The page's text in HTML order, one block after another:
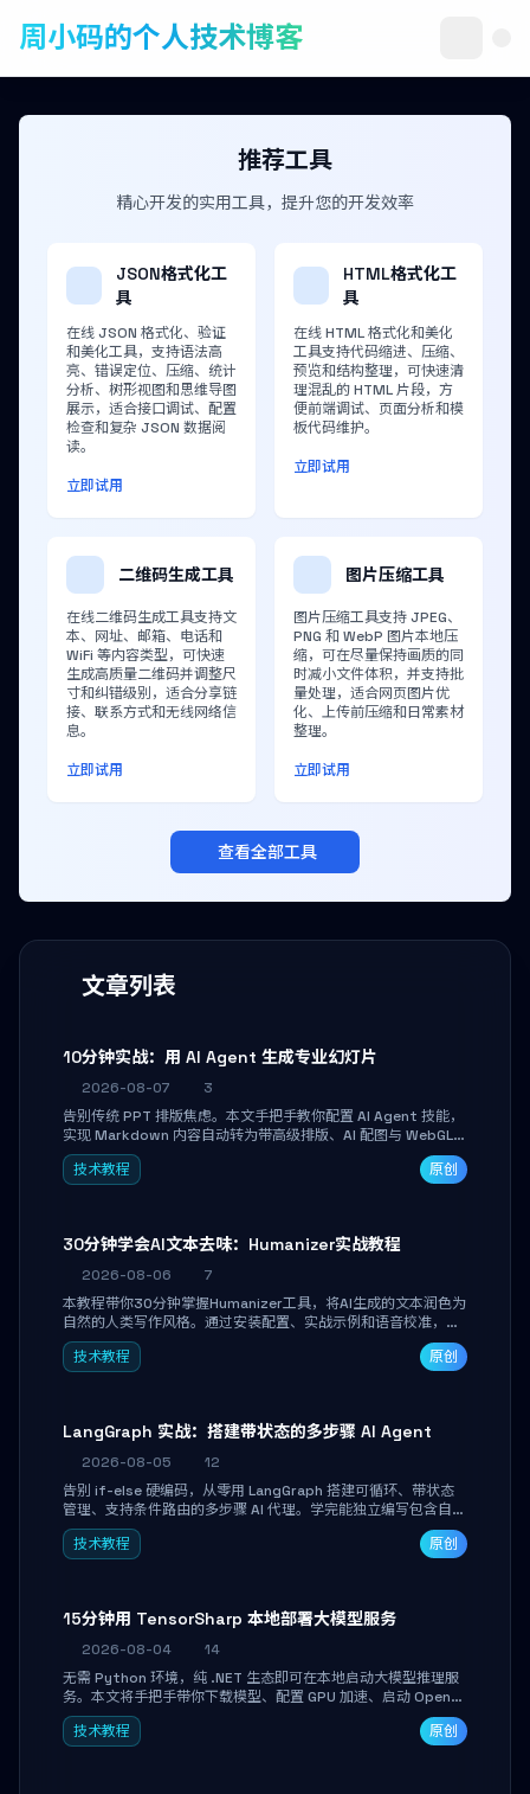
周小码的个人技术博客
文章列表
10分钟实战：用 AI Agent 生成专业幻灯片
2026-08-07
3
告别传统 PPT 排版焦虑。本文手把手教你配置 AI Agent 技能，
实现 Markdown 内容自动转为带高级排版、AI 配图与 WebGL
运行时的 HTML 幻灯片。只需专注内容，10 分钟即可产出可投
屏的专业级演示文稿。
技术教程 原创
30分钟学会AI文本去味：Humanizer实战教程
2026-08-06
7
本教程带你30分钟掌握Humanizer工具，将AI生成的文本润色为
自然的人类写作风格。通过安装配置、实战示例和语音校准，让
你的内容告别AI痕迹，匹配个人写作习惯，适合内容创作者和技
术博主。
技术教程 原创
LangGraph 实战：搭建带状态的多步骤 AI Agent
2026-08-05
12
告别 if-else 硬编码，从零用 LangGraph 搭建可循环、带状态
管理、支持条件路由的多步骤 AI 代理。学完能独立编写包含自动
决策、工具调用和持久化状态的复杂工作流，并避开递归溢出、
状态丢失等常见坑点。
技术教程 原创
15分钟用 TensorSharp 本地部署大模型服务
2026-08-04
14
无需 Python 环境，纯 .NET 生态即可在本地启动大模型推理服
务。本文将手把手带你下载模型、配置 GPU 加速、启动 OpenAI
兼容 API，并在 C# 业务代码中无缝调用。数据不出网，零门槛
搞定本地 LLM 部署。
技术教程 原创
推荐工具
精心开发的实用工具，提升您的开发效率
JSON格式化工
具
在线 JSON 格式化、验证
和美化工具，支持语法高
亮、错误定位、压缩、统计
分析、树形视图和思维导图
展示，适合接口调试、配置
检查和复杂 JSON 数据阅
读。
立即试用
HTML格式化工
具
在线 HTML 格式化和美化
工具支持代码缩进、压缩、
预览和结构整理，可快速清
理混乱的 HTML 片段，方
便前端调试、页面分析和模
板代码维护。
立即试用
二维码生成工具
在线二维码生成工具支持文
本、网址、邮箱、电话和
WiFi 等内容类型，可快速
生成高质量二维码并调整尺
寸和纠错级别，适合分享链
接、联系方式和无线网络信
息。
立即试用
图片压缩工具
图片压缩工具支持 JPEG、
PNG 和 WebP 图片本地压
缩，可在尽量保持画质的同
时减小文件体积，并支持批
量处理，适合网页图片优
化、上传前压缩和日常素材
整理。
立即试用
查看全部工具